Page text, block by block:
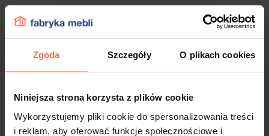
Zgoda Szczegóły O plikach cookies
Niniejsza strona korzysta z plików cookie
Wykorzystujemy pliki cookie do spersonalizowania treści
i reklam, aby oferować funkcje społecznościowe i
Egger - Próbka Biały Alpejski W1100 ST9
9,99 zł